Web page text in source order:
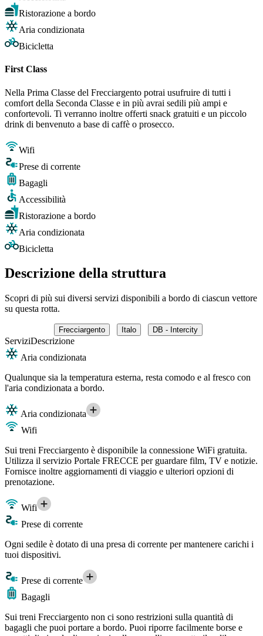
Ristorazione a bordo
Aria condizionata
Bicicletta
First Class
Nella Prima Classe del Frecciargento potrai usufruire di tutti i
comfort della Seconda Classe e in più avrai sedili più ampi e
confortevoli. Ti verranno inoltre offerti snack gratuiti e un piccolo
drink di benvenuto a base di caffè o prosecco.
Wifi
Prese di corrente
Bagagli
Accessibilità
Ristorazione a bordo
Aria condizionata
Bicicletta
Descrizione della struttura
Scopri di più sui diversi servizi disponibili a bordo di ciascun vettore
su questa rotta.
Frecciargento Italo DB - Intercity
ServiziDescrizione
Aria condizionata
Qualunque sia la temperatura esterna, resta comodo e al fresco con
l'aria condizionata a bordo.
Aria condizionata
Wifi
Sui treni Frecciargento è disponibile la connessione WiFi gratuita.
Utilizza il servizio Portale FRECCE per guardare film, TV e notizie.
Fornisce inoltre aggiornamenti di viaggio e ulteriori opzioni di
prenotazione.
Wifi
Prese di corrente
Ogni sedile è dotato di una presa di corrente per mantenere carichi i
tuoi dispositivi.
Prese di corrente
Bagagli
Sui treni Frecciargento non ci sono restrizioni sulla quantità di
bagagli che puoi portare a bordo. Puoi riporre facilmente borse e